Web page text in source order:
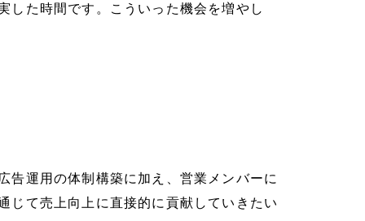
した時間です。こういった機会を増やし
告運用の体制構築に加え、営業メンバーに
じて売上向上に直接的に貢献していきたい